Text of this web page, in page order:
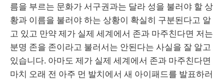
름을 부르는 문화가 서구권과는 달라 성을 불러야 할 상
황과 이름을 불러야 하는 상황이 확실히 구분된다고 알
고 있고 만약 제가 실제 세계에서 존과 마주친다면 저는
분명 존을 존이라고 불러서는 안된다는 사실을 잘 알고
있습니다. 아마도 제가 실제 세계에서 존과 마주친다면
마치 오래 전 아주 먼 발치에서 새 아이패드를 발표하러